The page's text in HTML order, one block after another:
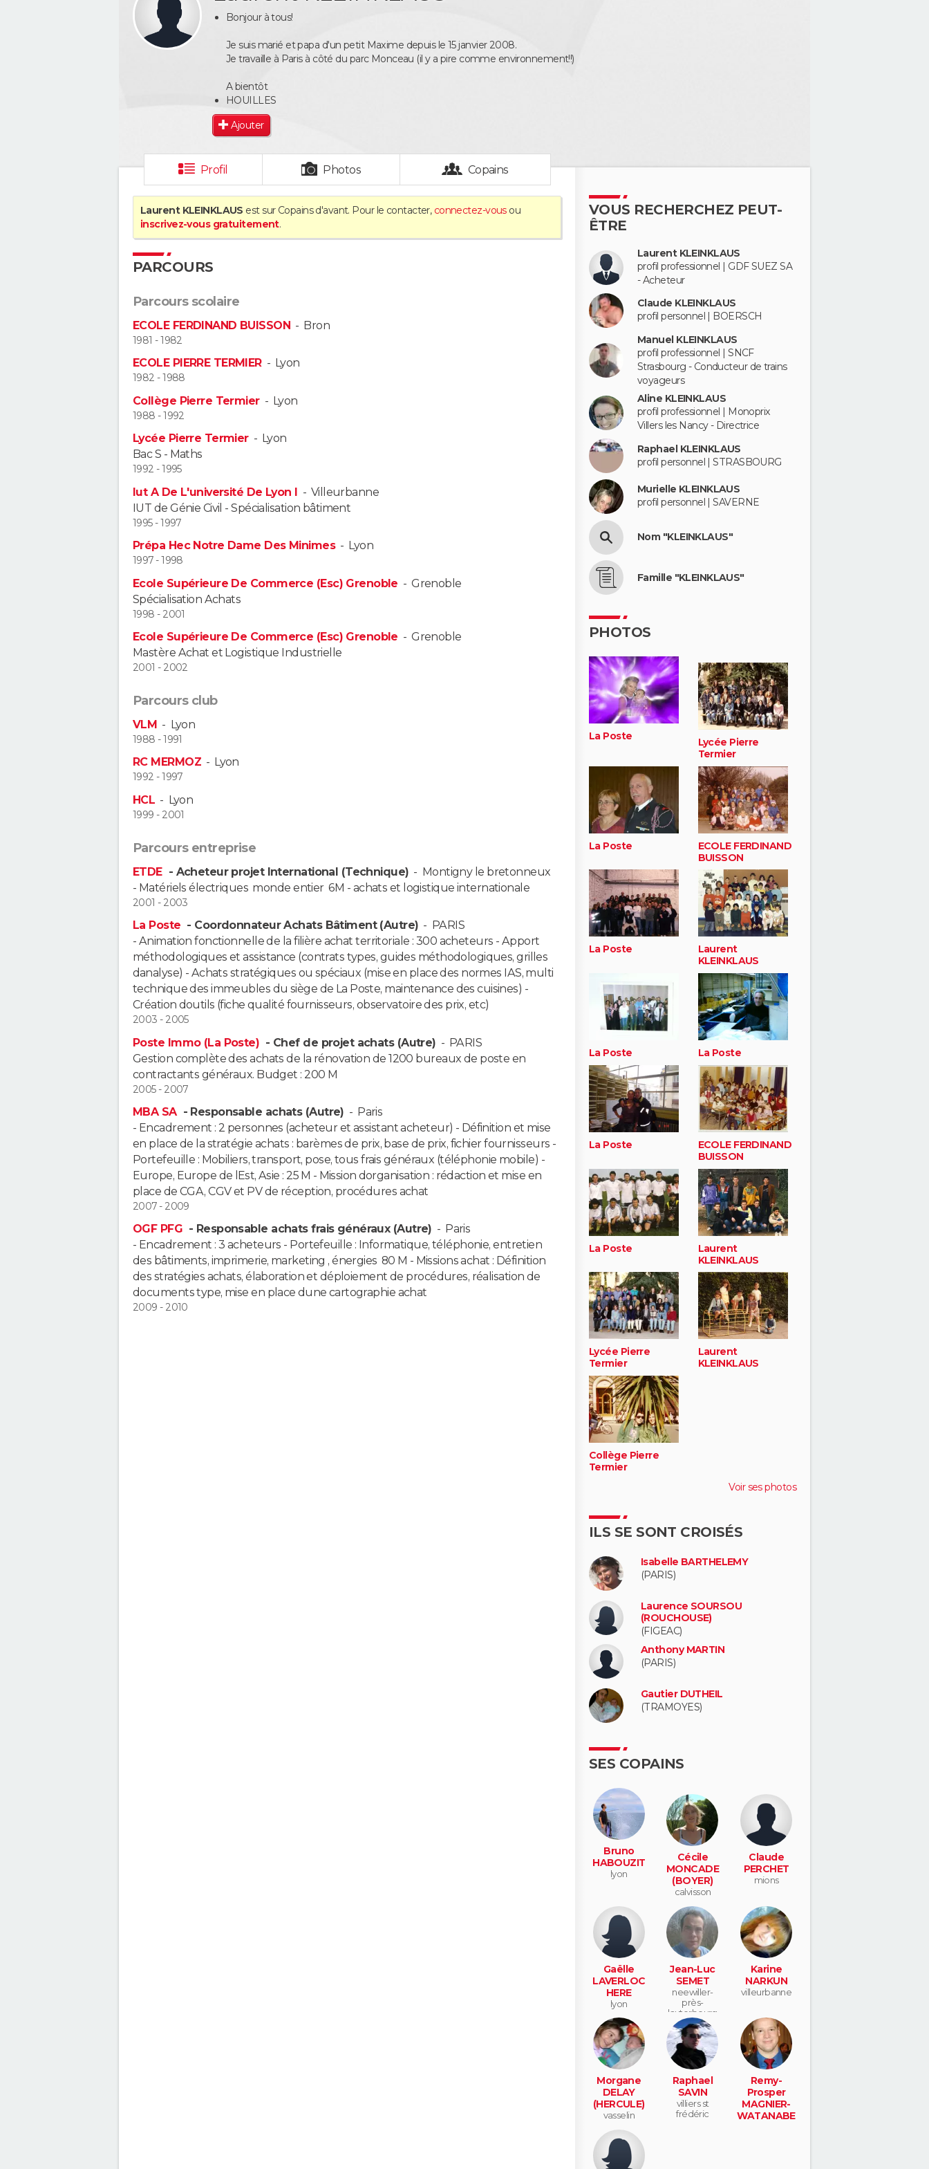
Bonjour à tous!
Je suis marié et papa d'un petit Maxime depuis le 15 janvier 2008.
Je travaille à Paris à côté du parc Monceau (il y a pire comme environnement!!)
A bientôt
HOUILLES
Ajouter
Profil Photos Copains
Laurent KLEINKLAUS est sur Copains d'avant. Pour le contacter, connectez-vousou
inscrivez-vous gratuitement.
PARCOURS
Parcours scolaire
ECOLE FERDINAND BUISSON - Bron
1981 - 1982
ECOLE PIERRE TERMIER- Lyon
1982 - 1988
Collège Pierre Termier- Lyon
1988 - 1992
Lycée Pierre Termier- Lyon
Bac S - Maths
1992 - 1995
Iut A De L'université De Lyon I - Villeurbanne
IUT de Génie Civil - Spécialisation bâtiment
1995 - 1997
Prépa Hec Notre Dame Des Minimes- Lyon
1997 - 1998
Ecole Supérieure De Commerce (Esc) Grenoble -Grenoble
Spécialisation Achats
1998 - 2001
Ecole Supérieure De Commerce (Esc) Grenoble -Grenoble
Mastère Achat et Logistique Industrielle
2001 - 2002
Parcours club
VLM - Lyon
1988 - 1991
RC MERMOZ- Lyon
1992 - 1997
HCL - Lyon
1999 - 2001
Parcours entreprise
ETDE - Acheteur projet International (Technique) - Montigny le bretonneux
- Matériels électriques  monde entier  6M - achats et logistique internationale
2001 - 2003
La Poste - Coordonnateur Achats Bâtiment (Autre) - PARIS
- Animation fonctionnelle de la filière achat territoriale : 300 acheteurs - Apport
méthodologiques et assistance (contrats types, guides méthodologiques, grilles
danalyse) - Achats stratégiques ou spéciaux (mise en place des normes IAS, multi
technique des immeubles du siège de La Poste, maintenance des cuisines) -
Création doutils (fiche qualité fournisseurs, observatoire des prix, etc)
2003 - 2005
Poste Immo (La Poste) - Chef de projet achats (Autre) - PARIS
Gestion complète des achats de la rénovation de 1200 bureaux de poste en
contractants généraux. Budget : 200 M
2005 - 2007
MBA SA - Responsable achats (Autre) - Paris
- Encadrement : 2 personnes (acheteur et assistant acheteur) - Définition et mise
en place de la stratégie achats : barèmes de prix, base de prix, fichier fournisseurs -
Portefeuille : Mobiliers, transport, pose, tous frais généraux (téléphonie mobile) -
Europe, Europe de lEst, Asie : 25 M - Mission dorganisation : rédaction et mise en
place de CGA, CGV et PV de réception, procédures achat
2007 - 2009
OGF PFG - Responsable achats frais généraux (Autre) - Paris
- Encadrement : 3 acheteurs - Portefeuille : Informatique, téléphonie, entretien
des bâtiments, imprimerie, marketing , énergies  80 M - Missions achat : Définition
des stratégies achats, élaboration et déploiement de procédures, réalisation de
documents type, mise en place dune cartographie achat
2009 - 2010
VOUS RECHERCHEZ PEUT-
ÊTRE
Laurent KLEINKLAUS
profil professionnel | GDF SUEZ SA
- Acheteur
Claude KLEINKLAUS
profil personnel | BOERSCH
Manuel KLEINKLAUS
profil professionnel | SNCF
Strasbourg - Conducteur de trains
voyageurs
Aline KLEINKLAUS
profil professionnel | Monoprix
Villers les Nancy - Directrice
Raphael KLEINKLAUS
profil personnel | STRASBOURG
Murielle KLEINKLAUS
profil personnel | SAVERNE
Nom "KLEINKLAUS"
Famille "KLEINKLAUS"
PHOTOS
La Poste
Lycée Pierre
Termier
La Poste
ECOLE FERDINAND
BUISSON
La Poste
Laurent
KLEINKLAUS
La Poste La Poste
La Poste
ECOLE FERDINAND
BUISSON
La Poste
Laurent
KLEINKLAUS
Lycée Pierre
Termier
Laurent
KLEINKLAUS
Collège Pierre
Termier
Voir ses photos
ILS SE SONT CROISÉS
Isabelle BARTHELEMY
(PARIS)
Laurence SOURSOU
(ROUCHOUSE)
(FIGEAC)
Anthony MARTIN
(PARIS)
Gautier DUTHEIL
(TRAMOYES)
SES COPAINS
Bruno
HABOUZIT
lyon
Cécile
MONCADE
(BOYER)
calvisson
Claude
PERCHET
mions
Gaëlle
LAVERLOC
HERE
lyon
Jean-Luc
SEMET
neewiller-
près-
lauterbourg
Karine
NARKUN
villeurbanne
Morgane
DELAY
(HERCULE)
vasselin
Raphael
SAVIN
villiers st
frédéric
Remy-
Prosper
MAGNIER-
WATANABE